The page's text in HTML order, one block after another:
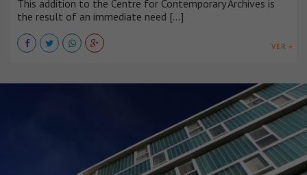
This addition to the Centre for Contemporary Archives is
the result of an immediate need [...]
VER +